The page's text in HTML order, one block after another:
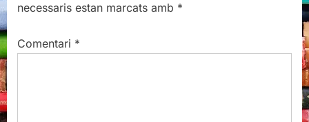
necessaris estan marcats amb *
Comentari *